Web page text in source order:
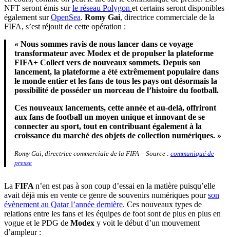
NFT seront émis surle réseau Polygon et certains seront disponibles
également surOpenSea. Romy Gai, directrice commerciale de la
FIFA, s’est réjouit de cette opération :
« Nous sommes ravis de nous lancer dans ce voyage
transformateur avec Modex et de propulser la plateforme
FIFA+ Collect vers de nouveaux sommets. Depuis son
lancement, la plateforme a été extrêmement populaire dans
le monde entier et les fans de tous les pays ont désormais la
possibilité de posséder un morceau de l’histoire du football.
Ces nouveaux lancements, cette année et au-delà, offriront
aux fans de football un moyen unique et innovant de se
connecter au sport, tout en contribuant également à la
croissance du marché des objets de collection numériques. »
Romy Gai, directrice commerciale de la FIFA – Source : communiqué de
presse
La FIFA n’en est pas à son coup d’essai en la matière puisqu’elle
avait déjà mis en vente ce genre de souvenirs numériques pourson
évènement au Qatar l’année dernière. Ces nouveaux types de
relations entre les fans et les équipes de foot sont de plus en plus en
vogue et le PDG de Modex y voit le début d’un mouvement
d’ampleur :